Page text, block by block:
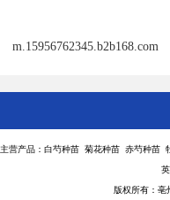
m.15956762345.b2b168.com
主营产品：白芍种苗 菊花种苗 赤芍种苗
版权所有：亳